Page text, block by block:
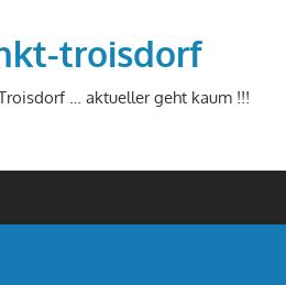
troisdorf
… aktueller geht kaum !!!